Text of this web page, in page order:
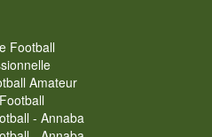
Football
Amateur
- Annaba